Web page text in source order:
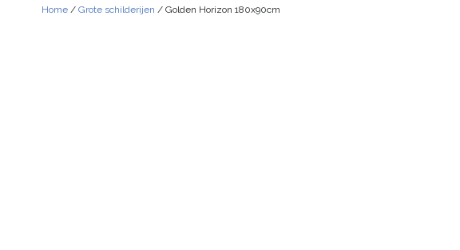
Home / Grote schilderijen / Golden Horizon 180x90cm